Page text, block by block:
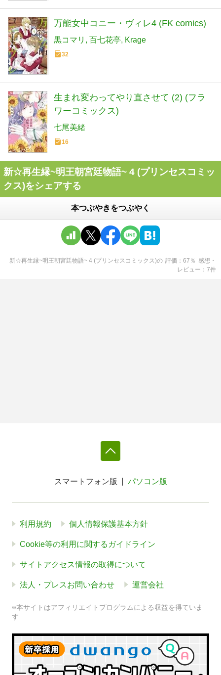
万能女中コニー・ヴィレ4 (FK comics)
黒コマリ 百七花亭 Krage
32
生まれ変わってやり直させて (2) (フラ
ワーコミックス)
七尾美緒
16
新☆再生縁~明王朝宮廷物語~ 4 (プリンセスコミッ
クス)をシェアする
本つぶやきをつぶやく
新☆再生縁~明王朝宮廷物語~ 4 (プリンセスコミックス)の 評価 67 ％ 感想・
レビュー
7件
スマートフォン版 パソコン版
利用規約 個人情報保護基本方針
Cookie等の利用に関するガイドライン
サイトアクセス情報の取得について
法人・プレスお問い合わせ 運営会社
※本サイトはアフィリエイトプログラムによる収益を得ていま
す